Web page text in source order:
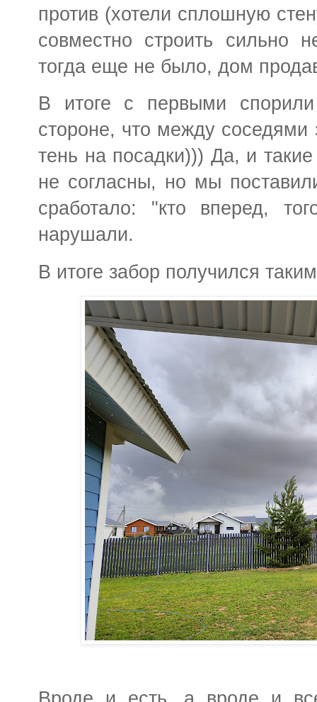
против (хотели сплошную
совместно строить сильно
тогда еще не было, дом
В итоге с первыми
стороне, что между соседями
тень на посадки))) Да, и
не согласны, но мы
сработало: "кто вперед,
нарушали.
В итоге забор получился